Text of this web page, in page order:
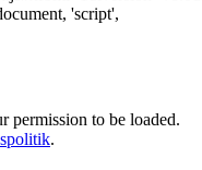
'script',
permission to be loaded.
.